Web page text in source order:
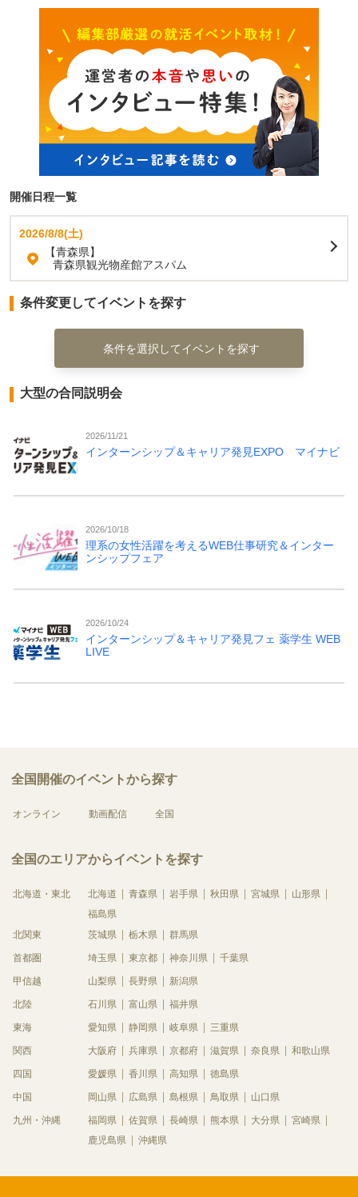
開催日程一覧
2026/8/8(土)
【青森県】
青森県観光物産館アスパム
条件変更してイベントを探す
条件を選択してイベントを探す
大型の合同説明会
2026/11/21
インターンシップ＆キャリア発見EXPO マイナビ
2026/10/18
理系の女性活躍を考えるWEB仕事研究＆インター
ンシップフェア
2026/10/24
インターンシップ＆キャリア発見フェ 薬学生 WEB
LIVE
全国開催のイベントから探す
オンライン 動画配信 全国
全国のエリアからイベントを探す
北海道・東北 北海道 青森県 岩手県 秋田県 宮城県
山形県
福島県
北関東
茨城県 栃木県 群馬県
首都圏 埼玉県 東京都 神奈川県 千葉県
甲信越 山梨県 長野県 新潟県
北陸 石川県 富山県 福井県
東海 愛知県 静岡県 岐阜県 三重県
関西 大阪府 兵庫県 京都府 滋賀県 奈良県 和歌山県
四国 愛媛県 香川県 高知県 徳島県
中国 岡山県 広島県 島根県 鳥取県 山口県
九州・沖縄 福岡県 佐賀県 長崎県 熊本県 大分県
宮崎県
鹿児島県
沖縄県